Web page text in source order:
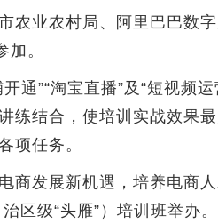
业农村局、阿里巴巴数
。
”“淘宝直播”及“短视频运
练结合，使培训实战效果
项任务。
发展新机遇，培养电商人
区级“头雁”）培训班举办。